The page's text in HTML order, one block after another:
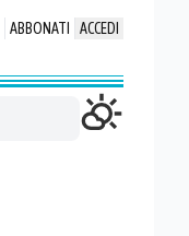
ABBONATI ACCEDI